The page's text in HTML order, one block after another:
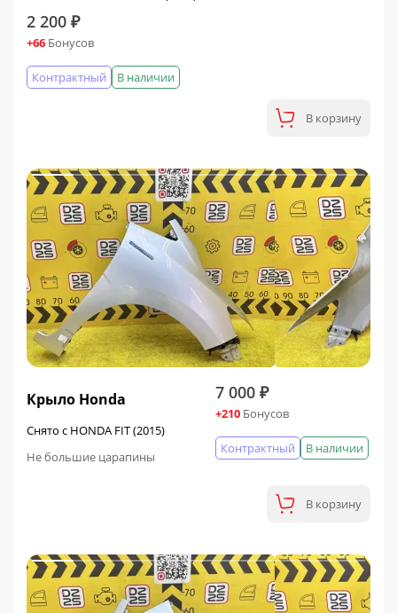
2 200 ₽
+66 Бонусов
В наличии
Контрактный
В корзину
Крыло Honda
Снято с HONDA FIT (2015)
Не большие царапины
7 000 ₽
+210 Бонусов
В наличии
Контрактный
В корзину